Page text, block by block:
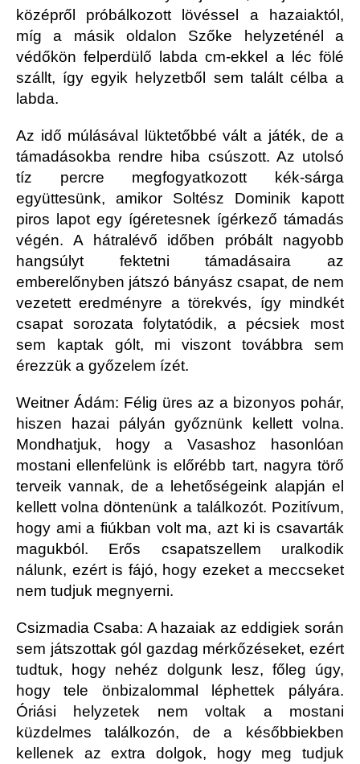
középről próbálkozott lövéssel a hazaiaktól,
míg a másik oldalon Szőke helyzeténél a
védőkön felperdülő labda cm-ekkel a léc fölé
szállt, így egyik helyzetből sem talált célba a
labda.
Az idő múlásával lüktetőbbé vált a játék, de a
támadásokba rendre hiba csúszott. Az utolsó
tíz percre megfogyatkozott kék-sárga
együttesünk, amikor Soltész Dominik kapott
piros lapot egy ígéretesnek ígérkező támadás
végén. A hátralévő időben próbált nagyobb
hangsúlyt fektetni támadásaira az
emberelőnyben játszó bányász csapat, de nem
vezetett eredményre a törekvés, így mindkét
csapat sorozata folytatódik, a pécsiek most
sem kaptak gólt, mi viszont továbbra sem
érezzük a győzelem ízét.
Weitner Ádám: Félig üres az a bizonyos pohár,
hiszen hazai pályán győznünk kellett volna.
Mondhatjuk, hogy a Vasashoz hasonlóan
mostani ellenfelünk is előrébb tart, nagyra törő
terveik vannak, de a lehetőségeink alapján el
kellett volna döntenünk a találkozót. Pozitívum,
hogy ami a fiúkban volt ma, azt ki is csavarták
magukból. Erős csapatszellem uralkodik
nálunk, ezért is fájó, hogy ezeket a meccseket
nem tudjuk megnyerni.
Csizmadia Csaba: A hazaiak az eddigiek során
sem játszottak gól gazdag mérkőzéseket, ezért
tudtuk, hogy nehéz dolgunk lesz, főleg úgy,
hogy tele önbizalommal léphettek pályára.
Óriási helyzetek nem voltak a mostani
küzdelmes találkozón, de a későbbiekben
kellenek az extra dolgok, hogy meg tudjuk